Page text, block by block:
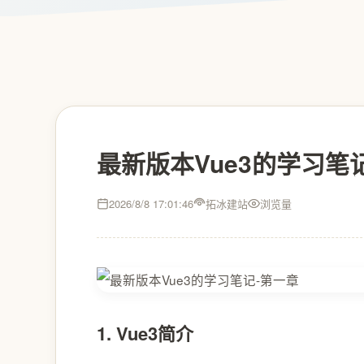
最新版本Vue3的学习笔
2026/8/8 17:01:46 拓冰建站 浏览量
1. Vue3简介